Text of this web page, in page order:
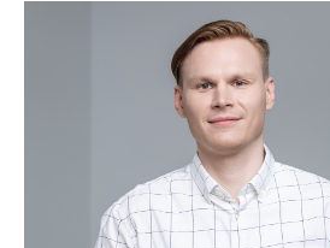
See more products
Shopping list preview